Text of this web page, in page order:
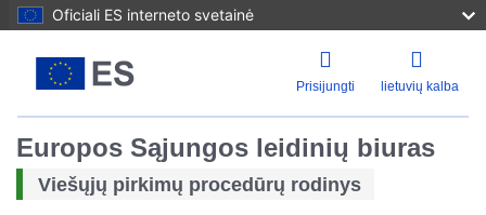
Oficiali ES interneto svetainė
Prisijungti lietuvių kalba
Europos Sąjungos leidinių biuras
Viešųjų pirkimų procedūrų rodinys